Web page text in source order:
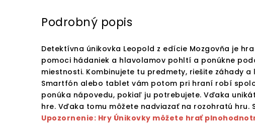
Podrobný popis
Detektívna únikovka Leopold z edície Mozgovňa je
pomoci hádaniek a hlavolamov pohltí a ponúkne
miestnosti. Kombinujete tu predmety, riešite záhady
Smartfón alebo tablet vám potom pri hraní robí
ponúka nápovedu, pokiaľ ju potrebujete. Vďaka
hre. Vďaka tomu môžete nadviazať na rozohratú hru.
Upozornenie: Hry Únikovky môžete hrať